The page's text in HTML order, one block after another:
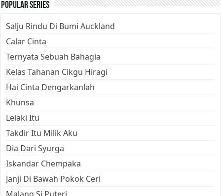
Popular Series
Salju Rindu Di Bumi Auckland
Calar Cinta
Ternyata Sebuah Bahagia
Kelas Tahanan Cikgu Hiragi
Hai Cinta Dengarkanlah
Khunsa
Lelaki Itu
Takdir Itu Milik Aku
Dia Dari Syurga
Iskandar Chempaka
Janji Di Bawah Pokok Ceri